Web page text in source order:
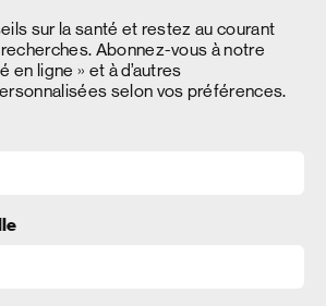
sur la santé et restez au courant
Abonnez-vous à notre
en ligne » et à d’autres
selon vos préférences.